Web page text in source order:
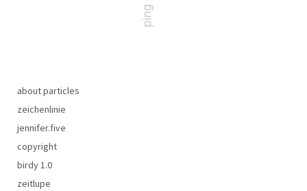
about particles
zeichenlinie
jennifer.five
copyright
birdy 1.0
zeitlupe